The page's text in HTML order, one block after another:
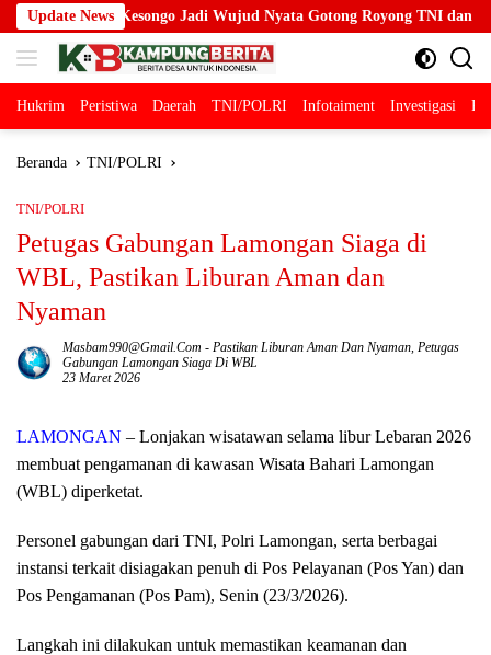
Langsung
ke
konten
Update News
Jadi Wujud Nyata Gotong Royong TNI dan Warga Ribuan
Hukrim Peristiwa Daerah TNI/POLRI Infotaiment Investigasi
Beranda TNI/POLRI
TNI/POLRI
Petugas Gabungan Lamongan Siaga di
WBL, Pastikan Liburan Aman dan
Nyaman
Masbam990@gmail.com - Pastikan Liburan Aman Dan Nyaman, Petugas
Gabungan Lamongan Siaga Di WBL
23 Maret 2026
LAMONGAN – Lonjakan wisatawan selama libur Lebaran 2026
membuat pengamanan di kawasan Wisata Bahari Lamongan
(WBL) diperketat.
Personel gabungan dari TNI, Polri Lamongan, serta berbagai
instansi terkait disiagakan penuh di Pos Pelayanan (Pos Yan) dan
Pos Pengamanan (Pos Pam), Senin (23/3/2026).
Langkah ini dilakukan untuk memastikan keamanan dan